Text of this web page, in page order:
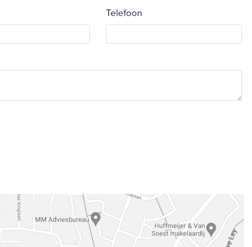
Telefoon